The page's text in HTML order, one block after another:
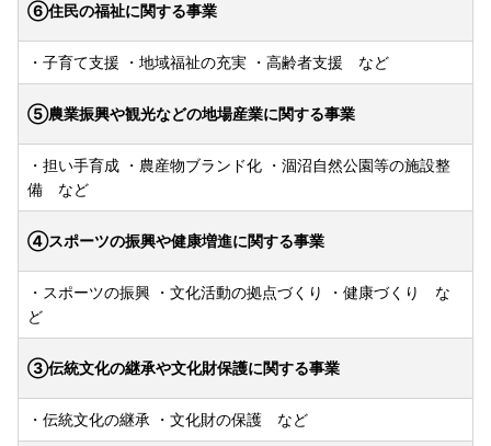
⑥住民の福祉に関する事業
・子育て支援 ・地域福祉の充実 ・高齢者支援 など
⑤農業振興や観光などの地場産業に関する事業
・担い手育成 ・農産物ブランド化 ・涸沼自然公園等の施設整
備 など
④スポーツの振興や健康増進に関する事業
・スポーツの振興 ・文化活動の拠点づくり ・健康づくり な
ど
③伝統文化の継承や文化財保護に関する事業
・伝統文化の継承 ・文化財の保護 など